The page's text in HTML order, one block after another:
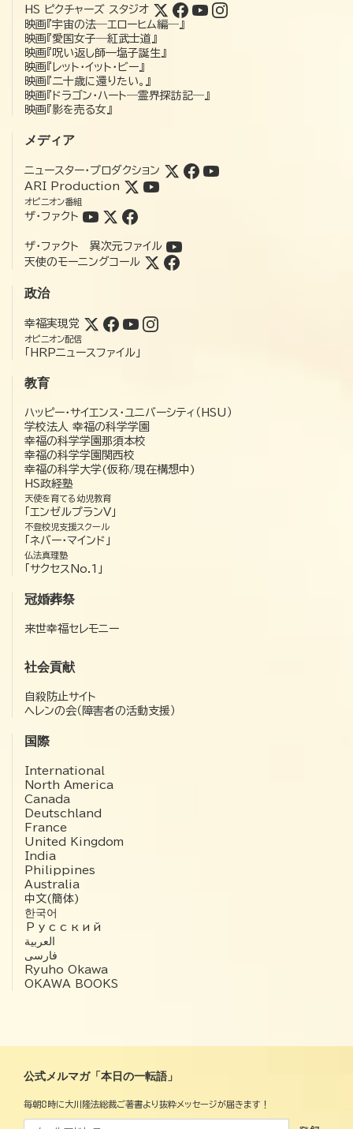
HS ピクチャーズ スタジオ
映画『宇宙の法―エローヒム編―』
映画『愛国女子―紅武士道』
映画『呪い返し師—塩子誕生』
映画『レット・イット・ビー』
映画『二十歳に還りたい。』
映画『ドラゴン・ハート―霊界探訪記―』
映画『影を売る女』
メディア
ニュースター・プロダクション
ARI Production
オピニオン番組
ザ・ファクト
ザ・ファクト 異次元ファイル
天使のモーニングコール
政治
幸福実現党
オピニオン配信
「HRPニュースファイル」
教育
ハッピー・サイエンス・ユニバーシティ（HSU）
学校法人 幸福の科学学園
幸福の科学学園那須本校
幸福の科学学園関西校
幸福の科学大学(仮称/現在構想中)
HS政経塾
天使を育てる幼児教育
「エンゼルプランV」
不登校児支援スクール
「ネバー・マインド」
仏法真理塾
「サクセスNo.1」
冠婚葬祭
来世幸福セレモニー
社会貢献
自殺防止サイト
ヘレンの会（障害者の活動支援）
国際
International
North America
Canada
Deutschland
France
United Kingdom
India
Philippines
Australia
中文(簡体)
한국어
Русский
العربية‏
فارسی
Ryuho Okawa
OKAWA BOOKS
公式メルマガ「本日の一転語」
毎朝8時に大川隆法総裁ご著書より抜粋メッセージが届きます！